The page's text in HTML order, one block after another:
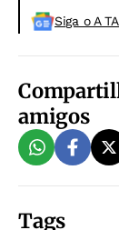
Siga o A
amigos
Tags